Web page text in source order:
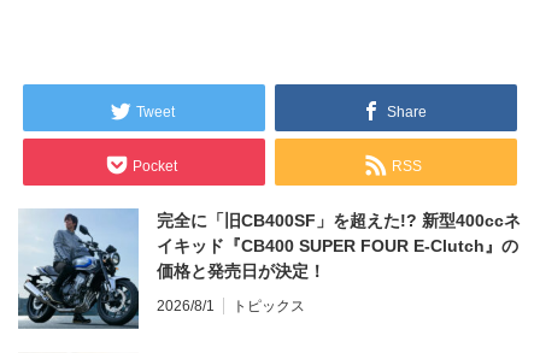
Tweet Share
Pocket RSS
完全に「旧CB400SF」を超えた!? 新型400ccネ
イキッド『CB400 SUPER FOUR E-Clutch』の
価格と発売日が決定！
2026/8/1 トピックス